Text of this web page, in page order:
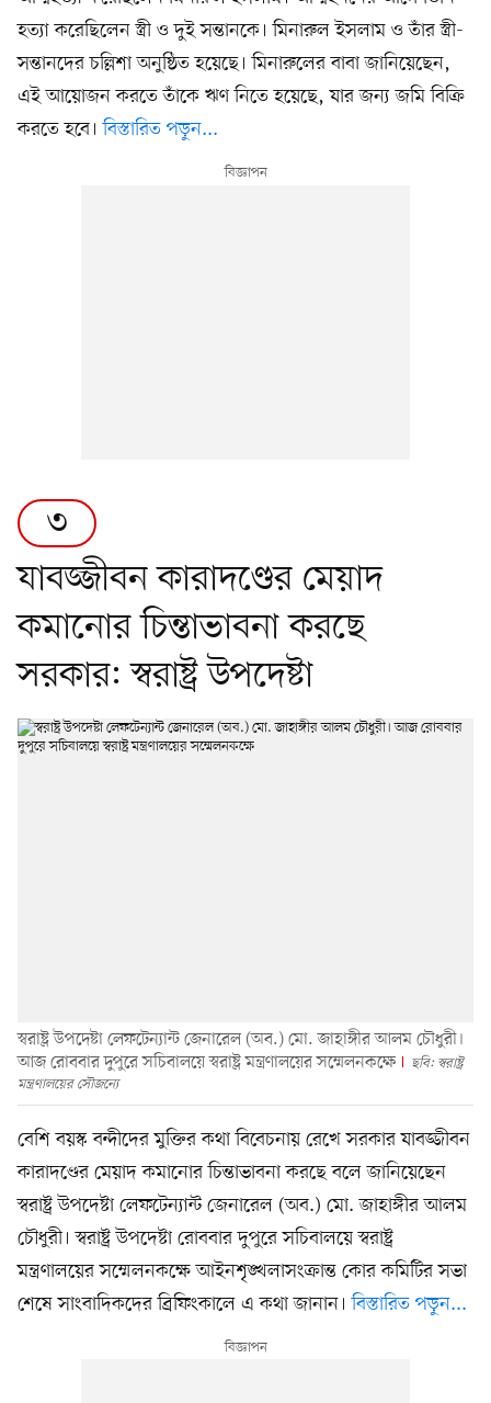
হত্যা করেছিলেন স্ত্রী ও দুই সন্তানকে। মিনারুল ইসলাম ও তাঁর স্ত্রী-
সন্তানদের চল্লিশা অনুষ্ঠিত হয়েছে। মিনারুলের বাবা জানিয়েছেন,
এই আয়োজন করতে তাঁকে ঋণ নিতে হয়েছে, যার জন্য জমি বিক্রি
করতে হবে।বিস্তারিত পড়ুন...
৩
যাবজ্জীবন কারাদণ্ডের মেয়াদ
কমানোর চিন্তাভাবনা করছে
সরকার: স্বরাষ্ট্র উপদেষ্টা
স্বরাষ্ট্র উপদেষ্টা লেফটেন্যান্ট জেনারেল (অব.) মো. জাহাঙ্গীর আলম চৌধুরী।
আজ রোববার দুপুরে সচিবালয়ে স্বরাষ্ট্র মন্ত্রণালয়ের সম্মেলনকক্ষে
ছবি: স্বরাষ্ট্র
মন্ত্রণালয়ের সৌজন্যে
বেশি বয়স্ক বন্দীদের মুক্তির কথা বিবেচনায় রেখে সরকার যাবজ্জীবন
কারাদণ্ডের মেয়াদ কমানোর চিন্তাভাবনা করছে বলে জানিয়েছেন
স্বরাষ্ট্র উপদেষ্টা লেফটেন্যান্ট জেনারেল (অব.) মো. জাহাঙ্গীর আলম
চৌধুরী। স্বরাষ্ট্র উপদেষ্টা রোববার দুপুরে সচিবালয়ে স্বরাষ্ট্র
মন্ত্রণালয়ের সম্মেলনকক্ষে আইনশৃঙ্খলাসংক্রান্ত কোর কমিটির সভা
শেষে সাংবাদিকদের ব্রিফিংকালে এ কথা জানান।বিস্তারিত পড়ুন...